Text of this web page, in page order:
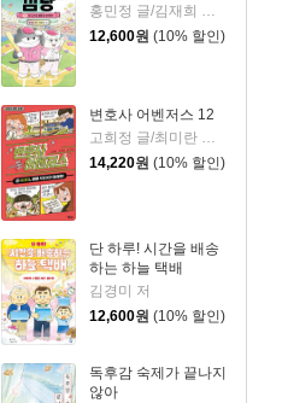
홍민정 글/김재희 그림
12,600원 (10% 할인)
변호사 어벤저스 12
고희정 글/최미란 그림/신주영 감수
14,220원 (10% 할인)
단 하루! 시간을 배송
하는 하늘 택배
김경미 저
12,600원 (10% 할인)
독후감 숙제가 끝나지
않아